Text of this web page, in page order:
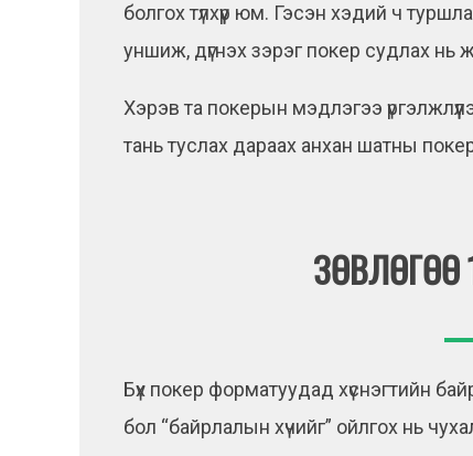
болгох түлхүүр юм. Гэсэн хэдий ч
уншиж, дүгнэх зэрэг покер судлах нь
Хэрэв та покерын мэдлэгээ
тань туслах дараах анхан шатны
ЗӨВЛӨГӨӨ
Бүх покер форматуудад хүснэгтийн
бол “байрлалын хүчийг” ойлгох нь